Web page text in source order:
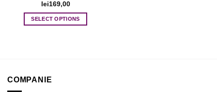
lei169,00
SELECT OPTIONS
COMPANIE